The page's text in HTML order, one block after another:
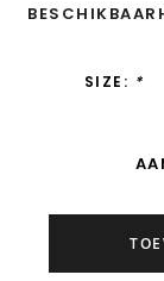
SIZE: *